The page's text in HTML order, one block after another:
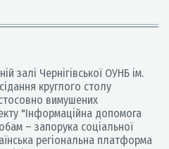
залі Чернігівської ОУНБ ім.
круглого столу
вимушених
"Інформаційна допомога
– запорука соціальної
регіональна платформа